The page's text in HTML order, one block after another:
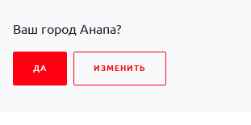
Ваш город Анапа?
ДА ИЗМЕНИТЬ